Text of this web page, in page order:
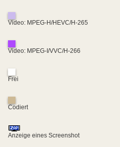
Video: MPEG-H/HEVC/H-265
Video: MPEG-I/VVC/H-266
Frei
Codiert
Anzeige eines Screenshot